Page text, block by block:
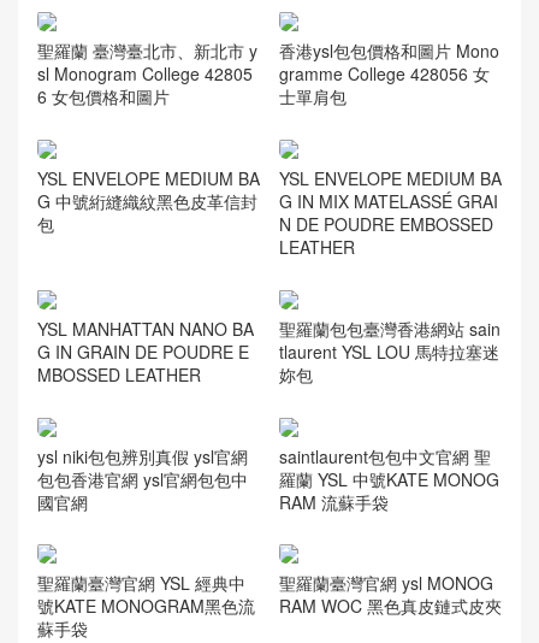
聖羅蘭 臺灣臺北市、新北市 y
sl Monogram College 42805
6 女包價格和圖片
香港ysl包包價格和圖片 Mono
gramme College 428056 女
士單肩包
YSL ENVELOPE MEDIUM BA
G 中號絎縫織紋黑色皮革信封
包
YSL ENVELOPE MEDIUM BA
G IN MIX MATELASSÉ GRAI
N DE POUDRE EMBOSSED
LEATHER
YSL MANHATTAN NANO BA
G IN GRAIN DE POUDRE E
MBOSSED LEATHER
聖羅蘭包包臺灣香港網站 sain
tlaurent YSL LOU 馬特拉塞迷
妳包
ysl niki包包辨別真假 ysl官網
包包香港官網 ysl官網包包中
國官網
saintlaurent包包中文官網 聖
羅蘭 YSL 中號KATE MONOG
RAM 流蘇手袋
聖羅蘭臺灣官網 YSL 經典中
號KATE MONOGRAM黑色流
蘇手袋
聖羅蘭臺灣官網 ysl MONOG
RAM WOC 黑色真皮鏈式皮夾